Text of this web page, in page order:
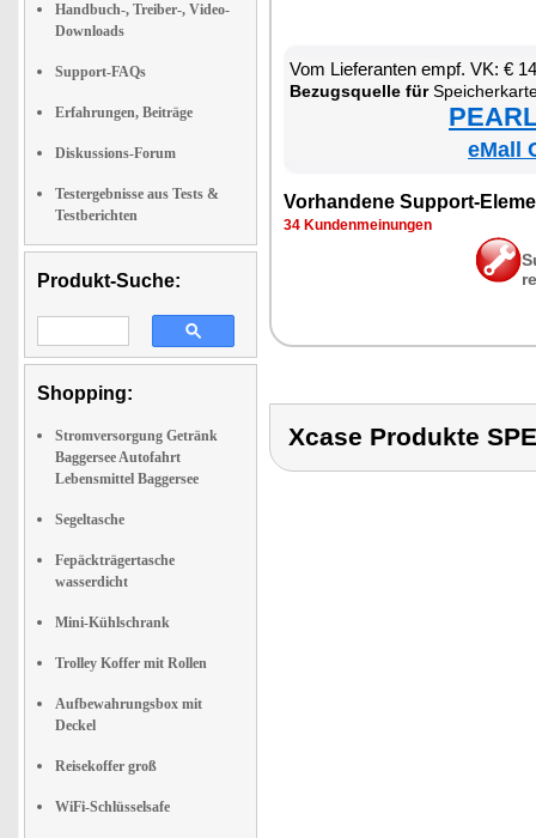
Handbuch-, Treiber-, Video-
Downloads
Support-FAQs
Erfahrungen, Beiträge
Diskussions-Forum
Testergebnisse aus Tests &
Testberichten
Produkt-Suche:
Shopping:
Stromversorgung Getränk
Baggersee Autofahrt
Lebensmittel Baggersee
Segeltasche
Fepäckträgertasche
wasserdicht
Mini-Kühlschrank
Trolley Koffer mit Rollen
Aufbewahrungsbox mit
Deckel
Reisekoffer groß
WiFi-Schlüsselsafe
Vom Lie­fe­ran­ten empf. VK: €
Be­zugs­quel­le für
eMall
Vor­han­de­ne Sup­port-
34 Kun­den­mei­nun­gen
Xcase Produkte